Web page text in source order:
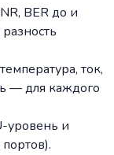
BER до и
ток,
— для каждого
уровень и